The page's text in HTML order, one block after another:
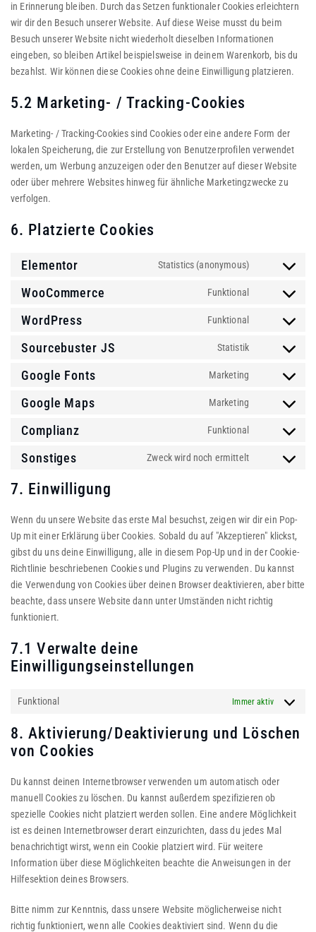
in Erinnerung bleiben. Durch das Setzen funktionaler Cookies erleichtern
wir dir den Besuch unserer Website. Auf diese Weise musst du beim
Besuch unserer Website nicht wiederholt dieselben Informationen
eingeben, so bleiben Artikel beispielsweise in deinem Warenkorb, bis du
bezahlst. Wir können diese Cookies ohne deine Einwilligung platzieren.
5.2 Marketing- / Tracking-Cookies
Marketing- / Tracking-Cookies sind Cookies oder eine andere Form der
lokalen Speicherung, die zur Erstellung von Benutzerprofilen verwendet
werden, um Werbung anzuzeigen oder den Benutzer auf dieser Website
oder über mehrere Websites hinweg für ähnliche Marketingzwecke zu
verfolgen.
6. Platzierte Cookies
Elementor Statistics (anonymous)
WooCommerce Funktional
WordPress Funktional
Sourcebuster JS Statistik
Google Fonts Marketing
Google Maps Marketing
Complianz Funktional
Sonstiges Zweck wird noch ermittelt
7. Einwilligung
Wenn du unsere Website das erste Mal besuchst, zeigen wir dir ein Pop-
Up mit einer Erklärung über Cookies. Sobald du auf "Akzeptieren" klickst,
gibst du uns deine Einwilligung, alle in diesem Pop-Up und in der Cookie-
Richtlinie beschriebenen Cookies und Plugins zu verwenden. Du kannst
die Verwendung von Cookies über deinen Browser deaktivieren, aber bitte
beachte, dass unsere Website dann unter Umständen nicht richtig
funktioniert.
7.1 Verwalte deine
Einwilligungseinstellungen
Funktional Immer aktiv
8. Aktivierung/Deaktivierung und Löschen
von Cookies
Du kannst deinen Internetbrowser verwenden um automatisch oder
manuell Cookies zu löschen. Du kannst außerdem spezifizieren ob
spezielle Cookies nicht platziert werden sollen. Eine andere Möglichkeit
ist es deinen Internetbrowser derart einzurichten, dass du jedes Mal
benachrichtigt wirst, wenn ein Cookie platziert wird. Für weitere
Information über diese Möglichkeiten beachte die Anweisungen in der
Hilfesektion deines Browsers.
Bitte nimm zur Kenntnis, dass unsere Website möglicherweise nicht
richtig funktioniert, wenn alle Cookies deaktiviert sind. Wenn du die